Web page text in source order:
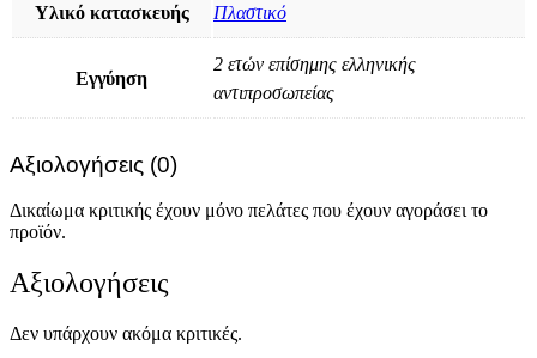
Υλικό κατασκευής Πλαστικό
Εγγύηση
2 ετών επίσημης ελληνικής
αντιπροσωπείας
Αξιολογήσεις (0)
Δικαίωμα κριτικής έχουν μόνο πελάτες που έχουν αγοράσει το
προϊόν.
Αξιολογήσεις
Δεν υπάρχουν ακόμα κριτικές.